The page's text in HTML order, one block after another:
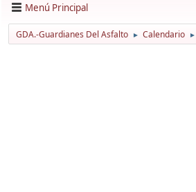
Menú Principal
GDA.-Guardianes Del Asfalto ► Calendario ►